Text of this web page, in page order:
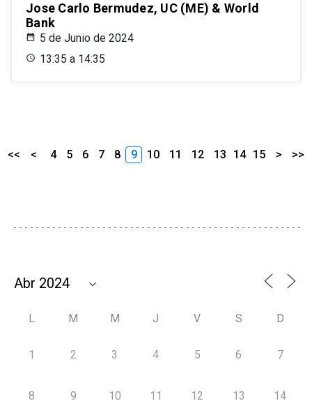
Jose Carlo Bermudez, UC (ME) & World
Bank
5 de Junio de 2024
13:35 a 14:35
<< < 4 5 6 7 8 9 10 11 12 13 14 15 > >>
L M M J V S D
1 2 3 4 5 6 7
8 9 10 11 12 13 14